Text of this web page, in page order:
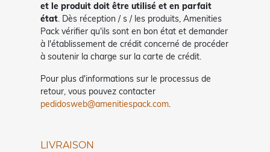
et le produit doit être utilisé et en parfait
état. Dès réception / s / les produits, Amenities
Pack vérifier qu'ils sont en bon état et demander
à l'établissement de crédit concerné de procéder
à soutenir la charge sur la carte de crédit.
Pour plus d'informations sur le processus de
retour, vous pouvez contacter
pedidosweb@amenitiespack.com.
LIVRAISON